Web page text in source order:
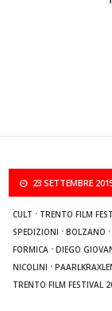
23 SETTEMBRE
CULT · TRENTO FILM
SPEDIZIONI ·BOLZANO
FORMICA ·DIEGO
NICOLINI ·
TRENTO FILM FESTIVAL